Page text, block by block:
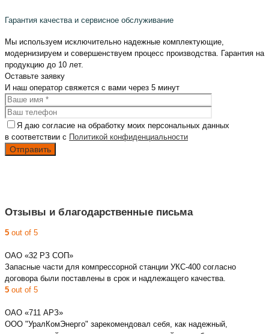
Гарантия качества и сервисное обслуживание
Мы используем исключительно надежные комплектующие,
модернизируем и совершенствуем процесс производства. Гарантия на
продукцию до 10 лет.
Оставьте заявку
И наш оператор свяжется с вами через 5 минут
Я даю согласие на обработку моих персональных данных
в соответствии с Политикой конфиденциальности
Отзывы и благодарственные письма
5 out of 5
ОАО «32 РЗ СОП»
Запасные части для компрессорной станции УКС-400 согласно
договора были поставлены в срок и надлежащего качества.
5 out of 5
ОАО «711 АРЗ»
ООО "УралКомЭнерго" зарекомендовал себя, как надежный,